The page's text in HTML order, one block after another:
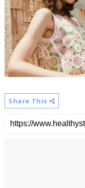
Share This